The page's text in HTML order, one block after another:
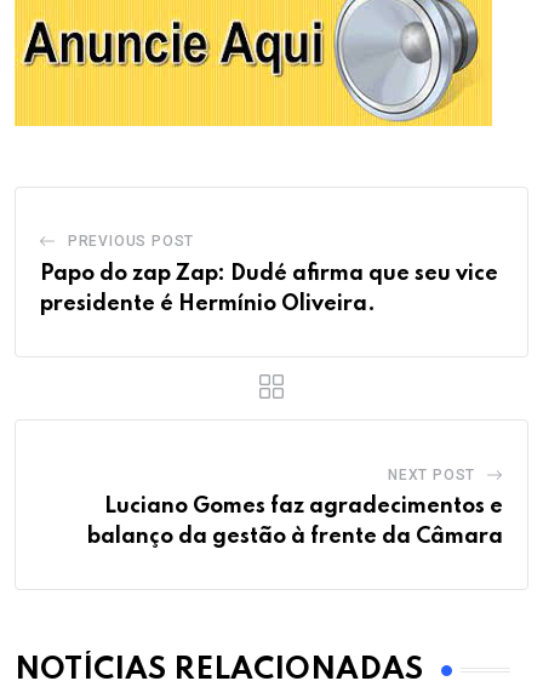
PREVIOUS POST
Papo do zap Zap: Dudé afirma que seu vice
presidente é Hermínio Oliveira.
NEXT POST
Luciano Gomes faz agradecimentos e
balanço da gestão à frente da Câmara
NOTÍCIAS RELACIONADAS